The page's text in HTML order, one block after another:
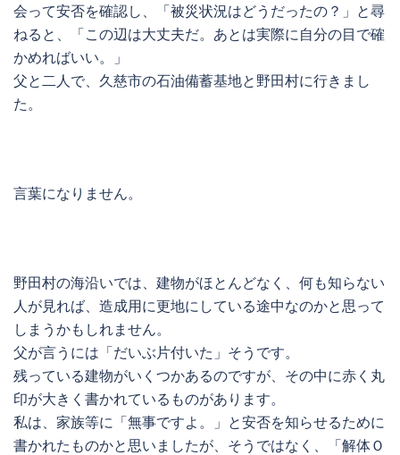
会って安否を確認し、「被災状況はどうだったの？」と尋
ねると、「この辺は大丈夫だ。あとは実際に自分の目で確
かめればいい。」
父と二人で、久慈市の石油備蓄基地と野田村に行きまし
た。
言葉になりません。
野田村の海沿いでは、建物がほとんどなく、何も知らない
人が見れば、造成用に更地にしている途中なのかと思って
しまうかもしれません。
父が言うには「だいぶ片付いた」そうです。
残っている建物がいくつかあるのですが、その中に赤く丸
印が大きく書かれているものがあります。
私は、家族等に「無事ですよ。」と安否を知らせるために
書かれたものかと思いましたが、そうではなく、「解体Ｏ